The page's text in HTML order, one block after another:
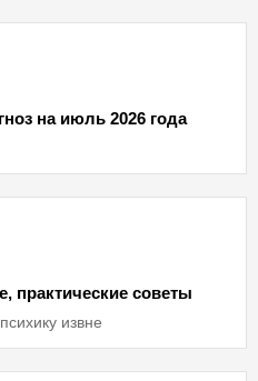
на июль 2026 года
практические советы
извне